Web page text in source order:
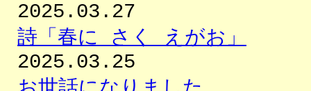
2025.03.27
詩「春に さく えがお」
2025.03.25